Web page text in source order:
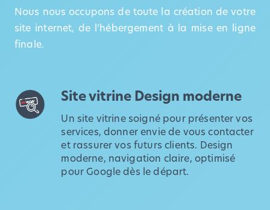
Nous nous occupons de toute la création de votre
site internet, de l’hébergement à la mise en ligne
finale.
Site vitrine Design moderne
Un site vitrine soigné pour présenter vos
services, donner envie de vous contacter
et rassurer vos futurs clients. Design
moderne, navigation claire, optimisé
pour Google dès le départ.